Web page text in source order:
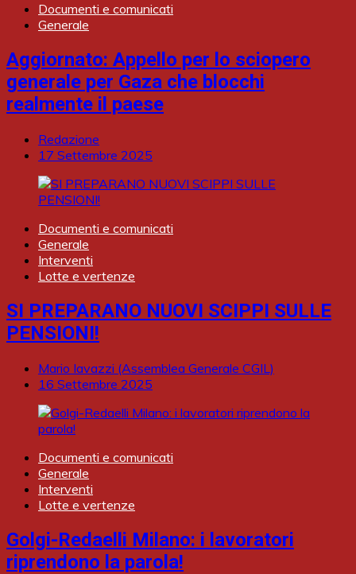
Documenti e comunicati
Generale
Aggiornato: Appello per lo sciopero
generale per Gaza che blocchi
realmente il paese
Redazione
17 Settembre 2025
Documenti e comunicati
Generale
Interventi
Lotte e vertenze
SI PREPARANO NUOVI SCIPPI SULLE
PENSIONI!
Mario Iavazzi (Assemblea Generale CGIL)
16 Settembre 2025
Documenti e comunicati
Generale
Interventi
Lotte e vertenze
Golgi-Redaelli Milano: i lavoratori
riprendono la parola!